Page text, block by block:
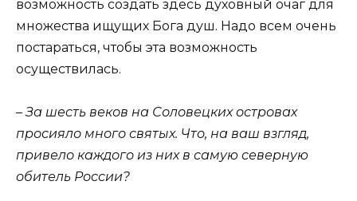
возможность создать здесь духовный очаг для
множества ищущих Бога душ. Надо всем очень
постараться, чтобы эта возможность
осуществилась.
– За шесть веков на Соловецких островах
просияло много святых. Что, на ваш взгляд,
привело каждого из них в самую северную
обитель России?